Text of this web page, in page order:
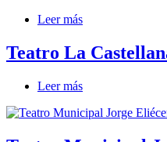
Leer más
Teatro La
Leer más